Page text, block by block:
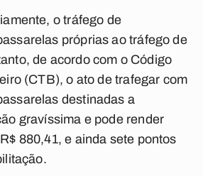
o tráfego de
próprias ao tráfego de
de acordo com o Código
(CTB), o ato de trafegar com
destinadas a
gravíssima e pode render
880,41, e ainda sete pontos